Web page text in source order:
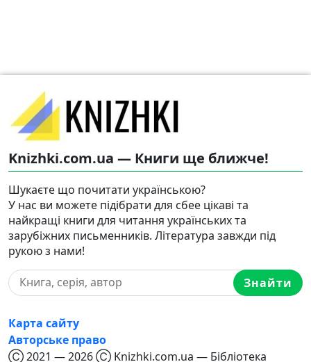
Knizhki.com.ua — Книги ще ближче!
Шукаєте що почитати українською?
У нас ви можете підібрати для сбее цікаві та
найкращі книги для читання українських та
зарубіжних письменників. Література завжди під
рукою з нами!
Знайти
Карта сайту
Авторське право
Ⓒ 2021 — 2026 Ⓒ Knizhki.com.ua — Бібліотека